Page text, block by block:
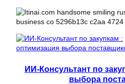
ИИ-Консультант по
выбора